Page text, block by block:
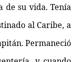
su vida. Tenía
al Caribe, a
Permaneció